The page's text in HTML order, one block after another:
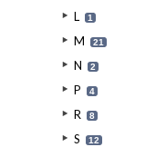
L 1
M 21
N 2
P 4
R 8
S 12